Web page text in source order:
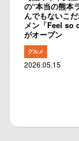
の“本当の熊本
んでもないこ
メン「Feel so
がオープン
グルメ
2026.05.15